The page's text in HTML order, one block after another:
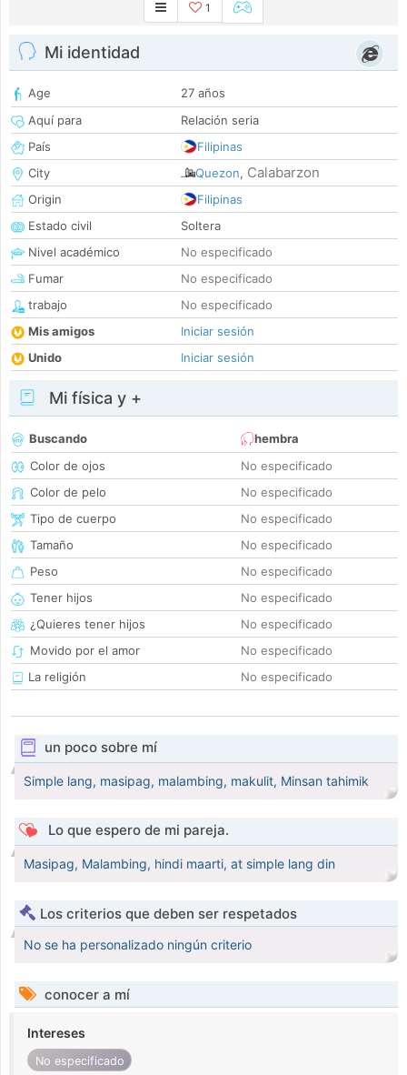
1
Mi identidad
Age
27 años
Aquí para
Relación seria
País
Filipinas
City
Quezon, Calabarzon
Origin
Filipinas
Estado civil
Soltera
Nivel académico
No especificado
Fumar
No especificado
trabajo
No especificado
Mis amigos
Iniciar sesión
Unido
Iniciar sesión
Mi física y +
Buscando
hembra
Color de ojos
No especificado
Color de pelo
No especificado
Tipo de cuerpo
No especificado
Tamaño
No especificado
Peso
No especificado
Tener hijos
No especificado
¿Quieres tener hijos
No especificado
Movido por el amor
No especificado
La religión
No especificado
un poco sobre mí
Simple lang, masipag, malambing, makulit, Minsan tahimik
Lo que espero de mi pareja.
Masipag, Malambing, hindi maarti, at simple lang din
Los criterios que deben ser respetados
No se ha personalizado ningún criterio
conocer a mí
Intereses
No especificado